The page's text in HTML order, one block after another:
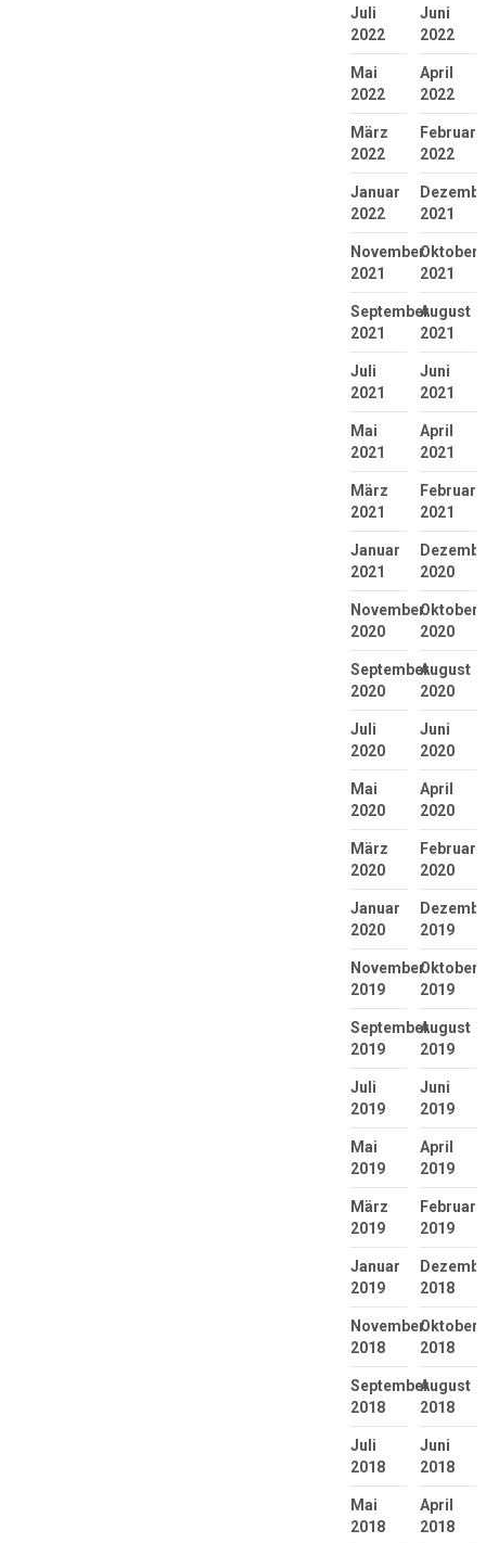
Juli
2022
Juni
2022
Mai
2022
April
2022
März
2022
Februar
2022
Januar
2022
2021
November
2021
Oktober
2021
September
2021
August
2021
Juli
2021
Juni
2021
Mai
2021
April
2021
März
2021
Februar
2021
Januar
2021
2020
November
2020
Oktober
2020
September
2020
August
2020
Juli
2020
Juni
2020
Mai
2020
April
2020
März
2020
Februar
2020
Januar
2020
2019
November
2019
Oktober
2019
September
2019
August
2019
Juli
2019
Juni
2019
Mai
2019
April
2019
März
2019
Februar
2019
Januar
2019
2018
November
2018
Oktober
2018
September
2018
August
2018
Juli
2018
Juni
2018
Mai
2018
April
2018